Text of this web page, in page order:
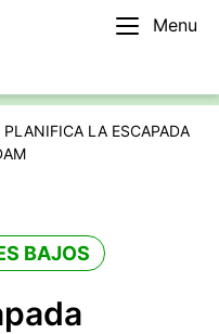
Menu
PLANIFICA LA ESCAPADA
BAJOS